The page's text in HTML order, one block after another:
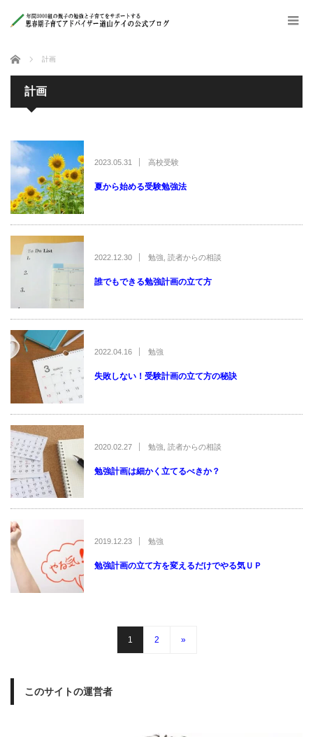
ホーム 計画
計画
2023.05.31 高校受験
夏から始める受験勉強法
2022.12.30 勉強 読者からの相談
誰でもできる勉強計画の立て方
2022.04.16 勉強
失敗しない！受験計画の立て方の秘訣
2020.02.27 勉強 読者からの相談
勉強計画は細かく立てるべきか？
2019.12.23 勉強
勉強計画の立て方を変えるだけでやる気ＵＰ
1 2 »
このサイトの運営者